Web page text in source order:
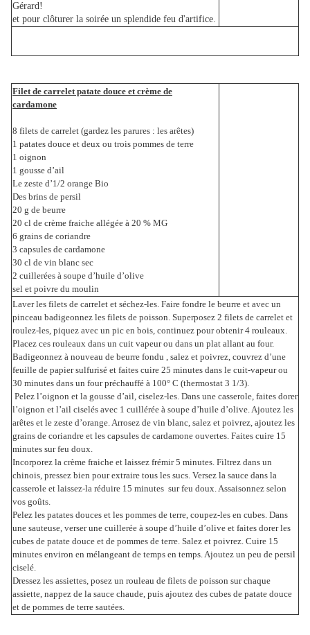
Gérard!
et pour clôturer la soirée un splendide feu d'artifice.
Filet de carrelet patate douce et crème de
cardamone
8 filets de carrelet (gardez les parures : les arêtes)
1 patates douce et deux ou trois pommes de terre
1 oignon
1 gousse d’ail
Le zeste d’1/2 orange Bio
Des brins de persil
20 g de beurre
20 cl de crème fraiche allégée à 20 % MG
6 grains de coriandre
3 capsules de cardamone
30 cl de vin blanc sec
2 cuillerées à soupe d’huile d’olive
sel et poivre du moulin
Laver les filets de carrelet et séchez-les. Faire fondre le beurre et avec un
pinceau badigeonnez les filets de poisson. Superposez 2 filets de carrelet et
roulez-les, piquez avec un pic en bois, continuez pour obtenir 4 rouleaux.
Placez ces rouleaux dans un cuit vapeur ou dans un plat allant au four.
Badigeonnez à nouveau de beurre fondu , salez et poivrez, couvrez d’une
feuille de papier sulfurisé et faites cuire 25 minutes dans le cuit-vapeur ou
30 minutes dans un four préchauffé à 100° C (thermostat 3 1/3).
Pelez l’oignon et la gousse d’ail, ciselez-les. Dans une casserole, faites dorer
l’oignon et l’ail ciselés avec 1 cuillérée à soupe d’huile d’olive. Ajoutez les
arêtes et le zeste d’orange. Arrosez de vin blanc, salez et poivrez, ajoutez les
grains de coriandre et les capsules de cardamone ouvertes. Faites cuire 15
minutes sur feu doux.
Incorporez la crème fraiche et laissez frémir 5 minutes. Filtrez dans un
chinois, pressez bien pour extraire tous les sucs. Versez la sauce dans la
casserole et laissez-la réduire 15 minutes sur feu doux. Assaisonnez selon
vos goûts.
Pelez les patates douces et les pommes de terre, coupez-les en cubes. Dans
une sauteuse, verser une cuillerée à soupe d’huile d’olive et faites dorer les
cubes de patate douce et de pommes de terre. Salez et poivrez. Cuire 15
minutes environ en mélangeant de temps en temps. Ajoutez un peu de persil
ciselé.
Dressez les assiettes, posez un rouleau de filets de poisson sur chaque
assiette, nappez de la sauce chaude, puis ajoutez des cubes de patate douce
et de pommes de terre sautées.